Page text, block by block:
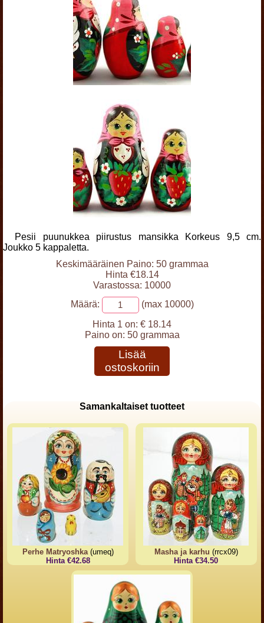
Pesii puunukkea piirustus mansikka Korkeus 9,5 cm.
Joukko 5 kappaletta.
Keskimääräinen Paino: 50 grammaa
Hinta €18.14
Varastossa: 10000
Määrä:
(max 10000)
Hinta 1 on: € 18.14
Paino on: 50 grammaa
Lisää
ostoskoriin
Samankaltaiset tuotteet
Perhe Matryoshka(umeq)
Hinta €42.68
Masha ja karhu (rrcx09)
Hinta €34.50